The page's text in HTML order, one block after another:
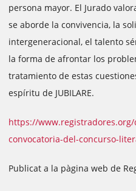
persona mayor. El Jurado
se aborde la convivencia, la
intergeneracional, el talento
la forma de afrontar los
tratamiento de estas
espíritu de JUBILARE.
https://
convocatoria-del-concurso-
Publicat a la pàgina web de